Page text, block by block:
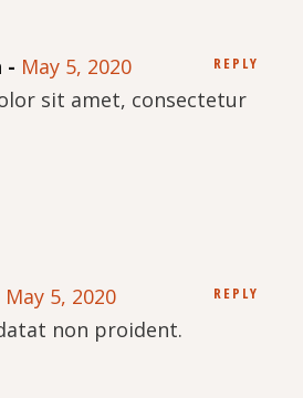
REPLY
May 5, 2020
sit amet, consectetur
REPLY
May 5, 2020
non proident.